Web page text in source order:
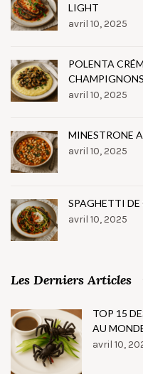
LIGHT
avril 10, 2025
POLENTA
avril 10, 2025
MINESTRONE
avril 10, 2025
SPAGHETTI
avril 10, 2025
Les Derniers Articles
TOP 15
AU
avril 10,